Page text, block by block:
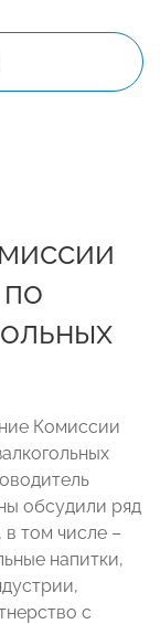
Комиссии
обсудили ряд
том числе –
напитки,
с